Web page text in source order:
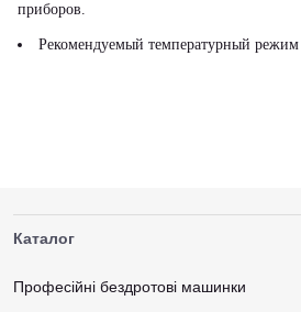
приборов.
Рекомендуемый температурный режим
Каталог
Професійні бездротові машинки